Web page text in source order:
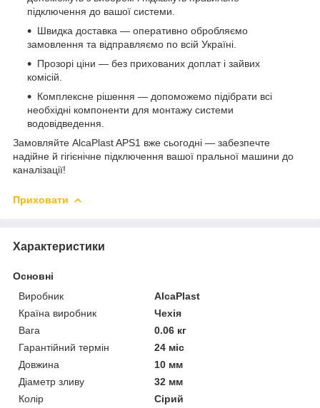
підключення до вашої системи.
Швидка доставка — оперативно обробляємо
замовлення та відправляємо по всій Україні.
Прозорі ціни — без прихованих доплат і зайвих
комісій.
Комплексне рішення — допоможемо підібрати всі
необхідні компоненти для монтажу системи
водовідведення.
Замовляйте AlcaPlast APS1 вже сьогодні — забезпечте
надійне й гігієнічне підключення вашої пральної машини до
каналізації!
Приховати
Характеристики
Основні
Виробник
AlcaPlast
Країна виробник
Чехія
Вага
0.06 кг
Гарантійний термін
24 міс
Довжина
10 мм
Діаметр зливу
32 мм
Колір
Сірий